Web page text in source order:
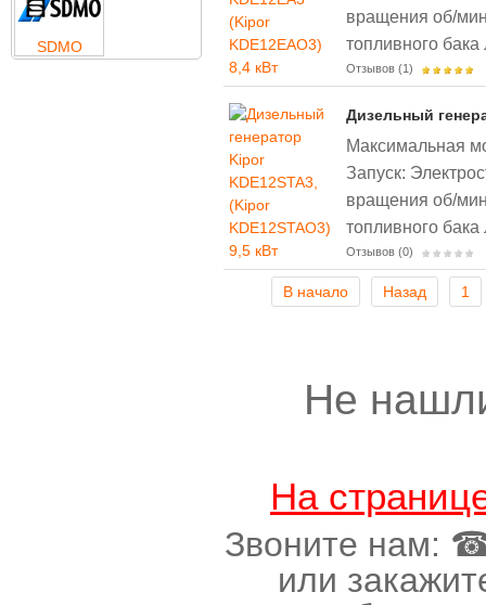
вращения об/
топливного
Отзывов (1)
Дизельный
Максимальная
Запуск:
вращения об/
топливного
Отзывов (0)
В начало Назад 1
Не
На
Звоните нам:
или
SDMO